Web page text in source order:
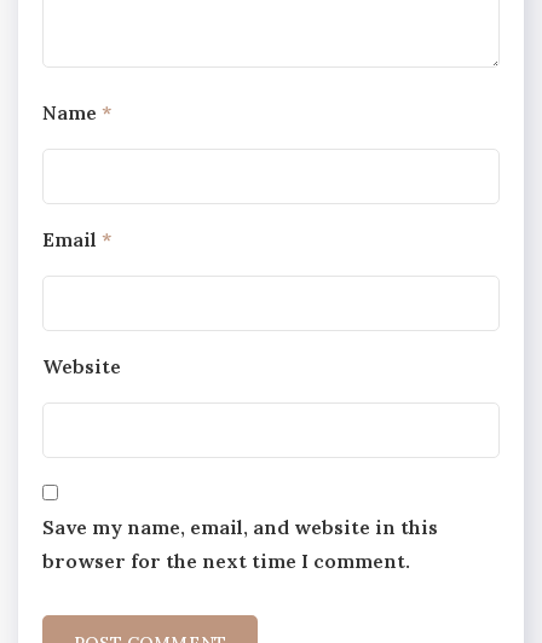
Name *
Email *
Website
Save my name, email, and website in this
browser for the next time I comment.